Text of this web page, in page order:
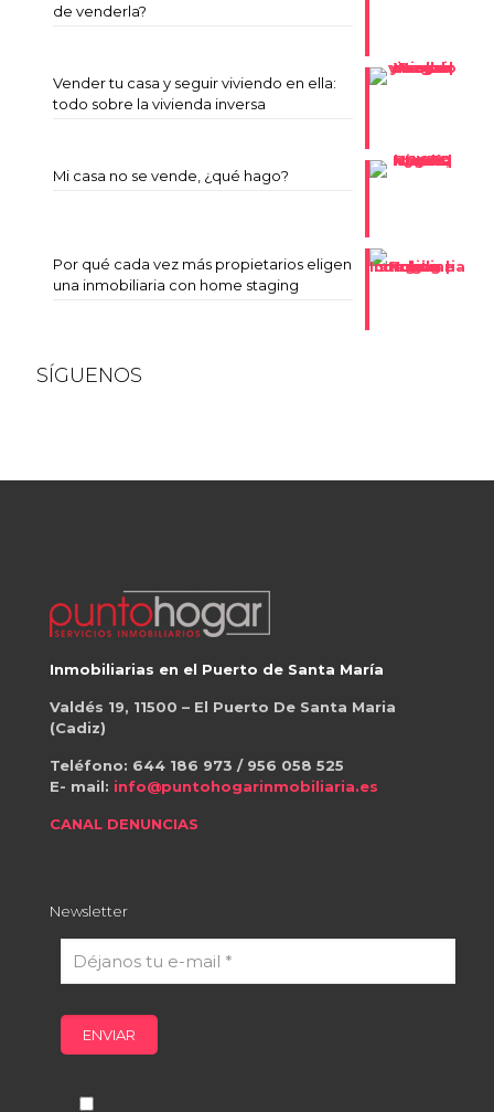
de venderla?
Vender tu casa y seguir viviendo en ella:
todo sobre la vivienda inversa
Mi casa no se vende, ¿qué hago?
Por qué cada vez más propietarios eligen
una inmobiliaria con home staging
SÍGUENOS
Inmobiliarias en el Puerto de Santa María
Valdés 19, 11500 – El Puerto De Santa Maria
(Cadiz)
Teléfono: 644 186 973 / 956 058 525
E- mail: info@puntohogarinmobiliaria.es
CANAL DENUNCIAS
Newsletter